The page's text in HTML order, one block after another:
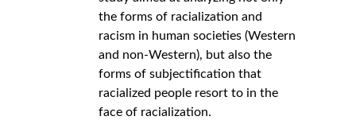
the forms of racialization and
racism in human societies (Western
and non-Western), but also the
forms of subjectification that
racialized people resort to in the
face of racialization.